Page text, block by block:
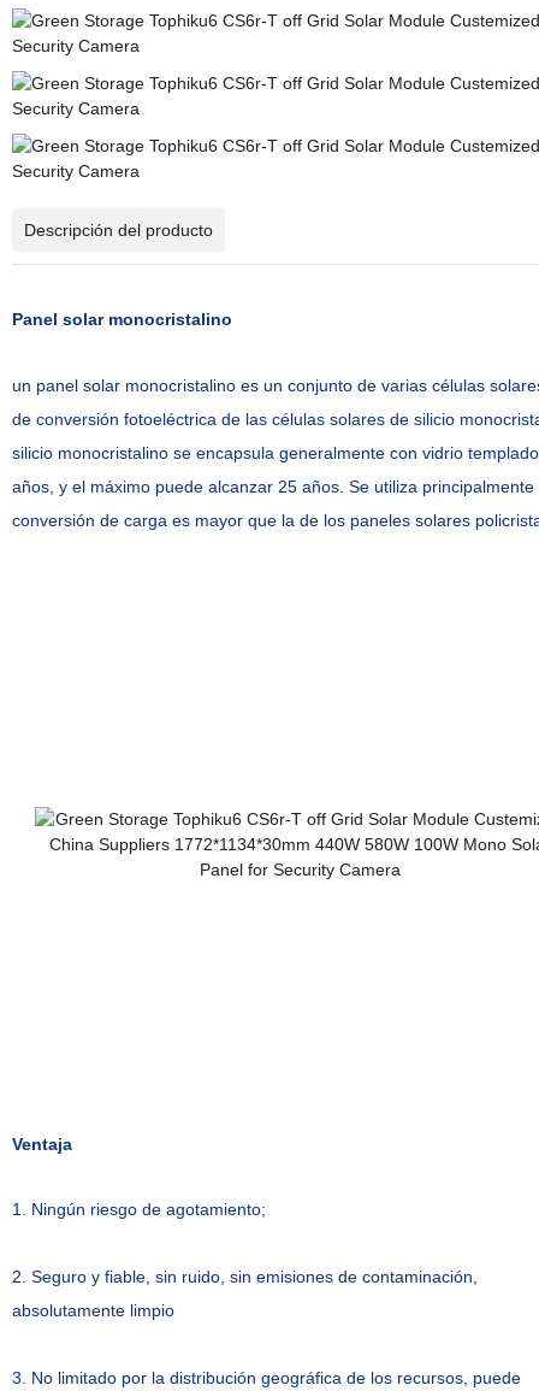
Descripción del producto
Panel solar monocristalino
un panel solar monocristalino es un conjunto de varias células
de conversión fotoeléctrica de las células solares de silicio
silicio monocristalino se encapsula generalmente con vidrio
años, y el máximo puede alcanzar 25 años. Se utiliza
conversión de carga es mayor que la de los paneles solares
Ventaja
1. Ningún riesgo de agotamiento;
2. Seguro y fiable, sin ruido, sin emisiones de contaminación,
absolutamente limpio
3. No limitado por la distribución geográfica de los recursos, puede